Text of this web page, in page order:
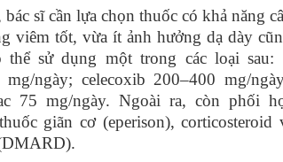
sĩ cần lựa chọn thuốc có khả năng
viêm tốt, vừa ít ảnh hưởng dạ dày
thể sử dụng một trong các loại sau:
mg/ngày; celecoxib 200–400 mg/
75 mg/ngày. Ngoài ra, còn phối
giãn cơ (eperison),